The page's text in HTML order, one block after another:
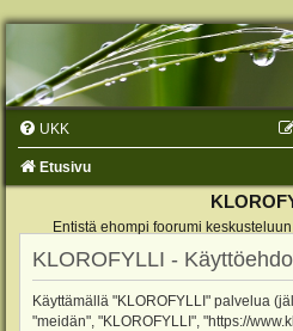
UKK
Etusivu
Entistä ehompi foorumi
KLOROFYLLI -
Käyttämällä "KLOROFYLLI" palvelua
"meidän", "KLOROFYLLI", "https://